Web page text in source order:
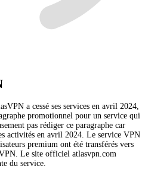
a cessé ses services en avril 2024,
promotionnel pour un service qui
pas rédiger ce paragraphe car
activités en avril 2024. Le service VPN
premium ont été transférés vers
Le site officiel atlasvpn.com
du service.